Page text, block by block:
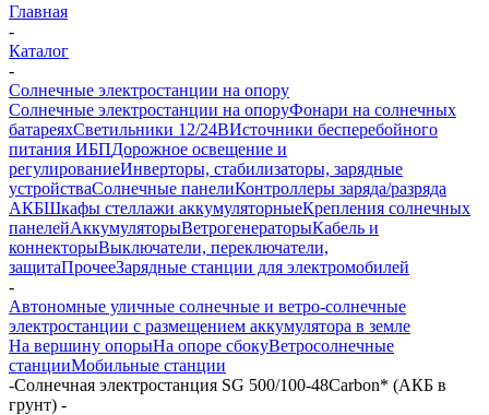
Главная
-
Каталог
-
Солнечные электростанции на опору
Солнечные электростанции на опоруФонари на солнечных
батареяхСветильники 12/24ВИсточники бесперебойного
питания ИБПДорожное освещение и
регулированиеИнверторы, стабилизаторы, зарядные
устройстваСолнечные панелиКонтроллеры заряда/разряда
АКБШкафы стеллажи аккумуляторныеКрепления солнечных
панелейАккумуляторыВетрогенераторыКабель и
коннекторыВыключатели, переключатели,
защитаПрочееЗарядные станции для электромобилей
-
Автономные уличные солнечные и ветро-солнечные
электростанции с размещением аккумулятора в земле
На вершину опорыНа опоре сбокуВетросолнечные
станцииМобильные станции
-Солнечная электростанция SG 500/100-48Carbon* (АКБ в
грунт) -